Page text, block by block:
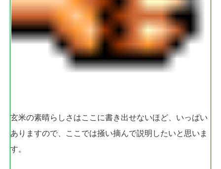
玄米の素晴らしさはここに書き出せないほど、いっぱい
ありますので、ここでは掻い摘んで説明したいと思いま
す。